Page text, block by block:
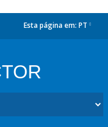
Esta página em: PT